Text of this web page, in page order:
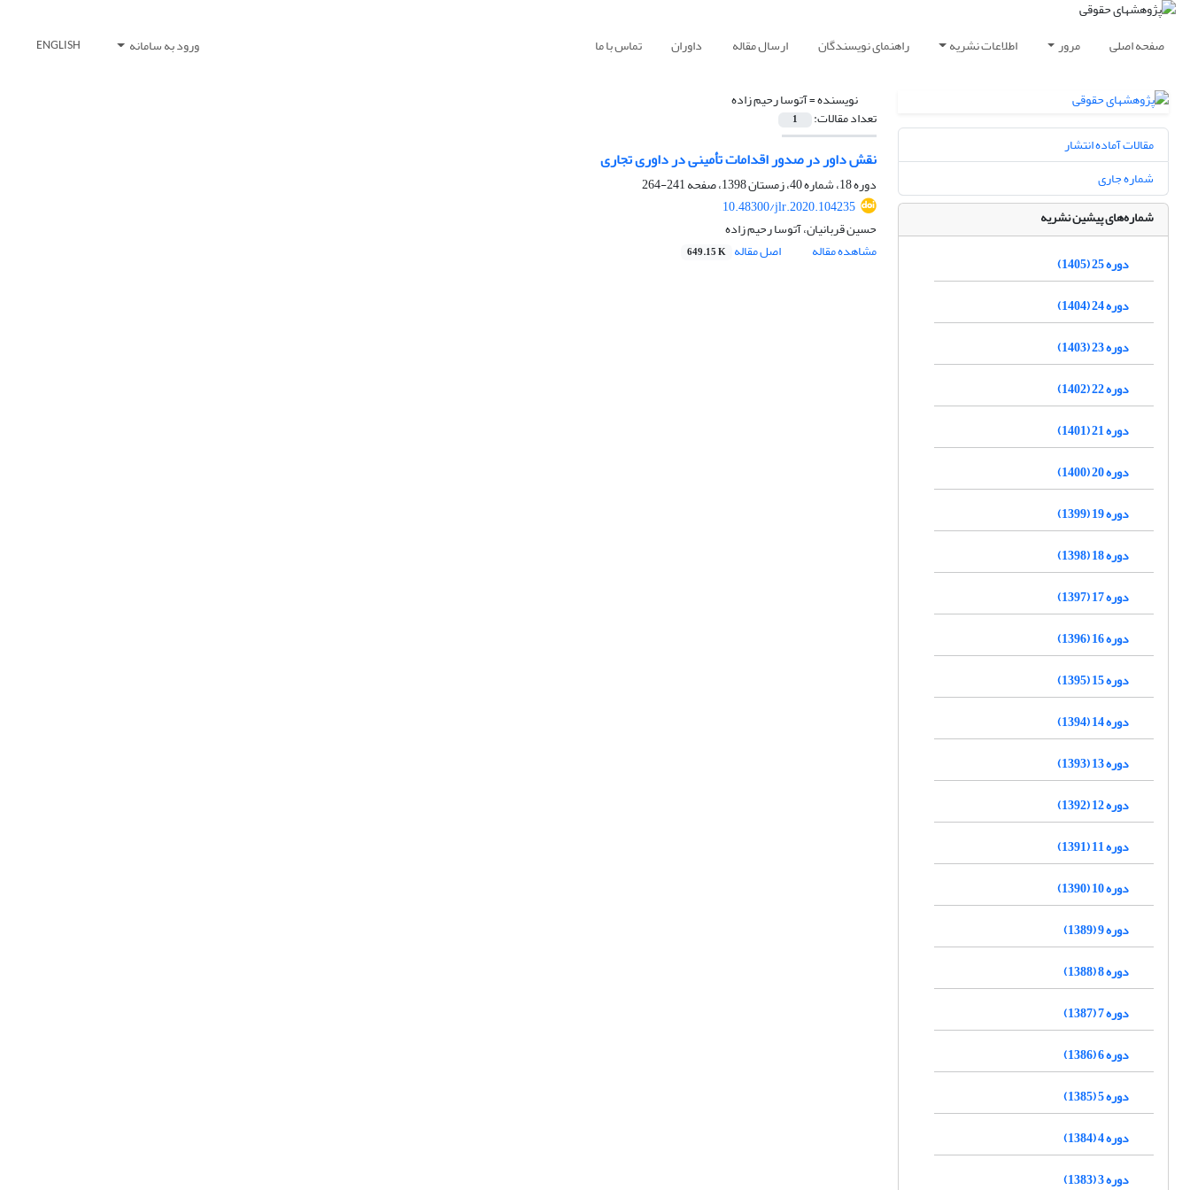
صفحه اصلی مرور اطلاعات نشریه راهنمای نویسندگان ارسال مقاله داوران تماس با ما ورود به سامانه ENGLISH
نویسنده =آتوسا رحیم زاده
تعداد مقالات: 1
نقش داور در صدور اقدامات تأمینی در داوری تجاری
دوره 18، شماره 40، زمستان 1398، صفحه
241-264
10.48300/jlr.2020.104235
حسین قربانیان، آتوسا رحیم زاده
مشاهده مقاله
اصل مقاله 649.15 K
مقالات آماده انتشار
شماره جاری
شماره‌های پیشین نشریه
دوره 25 (1405)
دوره 24 (1404)
دوره 23 (1403)
دوره 22 (1402)
دوره 21 (1401)
دوره 20 (1400)
دوره 19 (1399)
دوره 18 (1398)
دوره 17 (1397)
دوره 16 (1396)
دوره 15 (1395)
دوره 14 (1394)
دوره 13 (1393)
دوره 12 (1392)
دوره 11 (1391)
دوره 10 (1390)
دوره 9 (1389)
دوره 8 (1388)
دوره 7 (1387)
دوره 6 (1386)
دوره 5 (1385)
دوره 4 (1384)
دوره 3 (1383)